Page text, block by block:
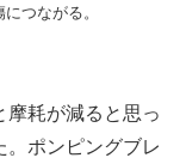
つながる。
摩耗が減ると思っ
。ポンピングブレ